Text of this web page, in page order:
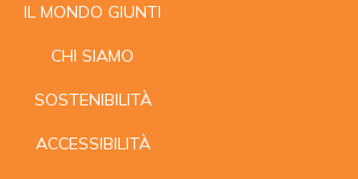
IL MONDO GIUNTI
CHI SIAMO
SOSTENIBILITÀ
ACCESSIBILITÀ